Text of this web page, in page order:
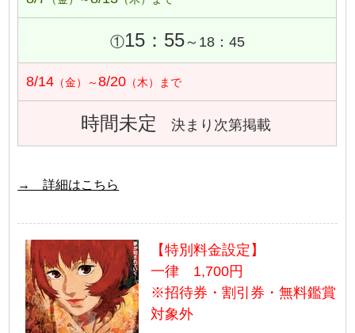
①15：55～18：45
8/14 （金）～8/20 （木）まで
時間未定 決まり次第掲載
→ 詳細はこちら
【特別料金設定】
一律 1,700円
※招待券・割引券・無料鑑賞
対象外